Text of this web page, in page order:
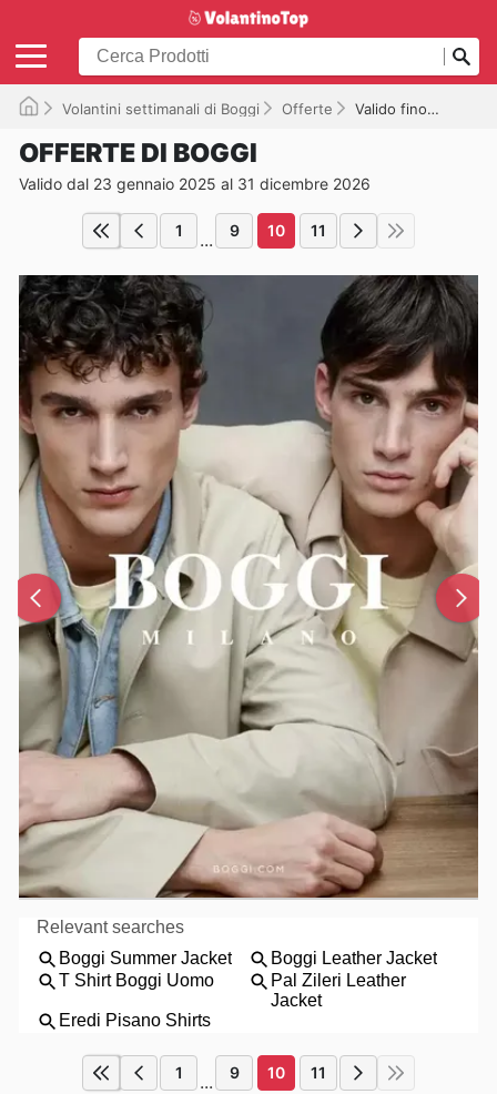
Volantini settimanali di Boggi Offerte Valido fino al 31/12/2026
OFFERTE DI BOGGI
Valido dal 23 gennaio 2025 al 31 dicembre 2026
1 ... 9 10 11
1 ... 9 10 11